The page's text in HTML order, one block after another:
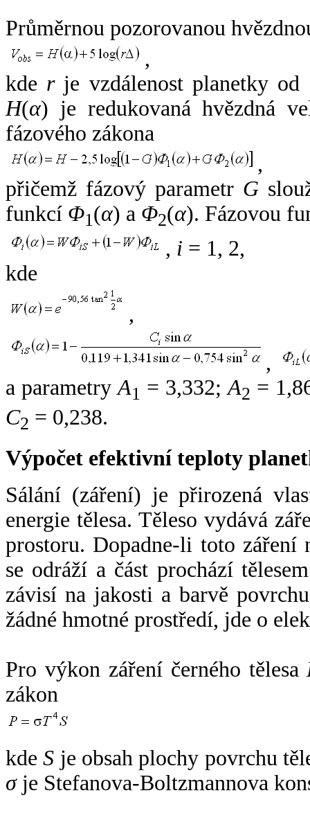
Průměrnou pozorovanou
,
kde rje vzdálenost planetky od
H(α) je redukovaná hvězdná
fázového zákona
,
přičemž fázový parametr G
funkcí Φ1(α) a Φ2(α). Fázovou
, i = 1, 2,
kde
,
,
a parametryA1 = 3,332;A2 =
C2 = 0,238.
Výpočet efektivní teploty
Sálání (záření) je přirozená
energie tělesa. Těleso vydává
prostoru. Dopadne-li toto záření
se odráží a část prochází
závisí na jakosti a barvě
žádné hmotné prostředí, jde o
Pro výkon záření černého tělesa
zákon
kdeS je obsah plochy povrchu
σje Stefanova-Boltzmannova